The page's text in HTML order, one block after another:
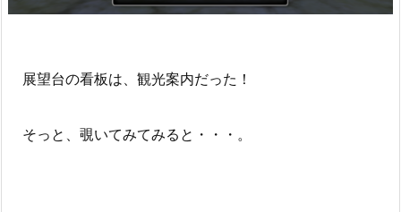
展望台の看板は、観光案内だった！
そっと、覗いてみてみると・・・。